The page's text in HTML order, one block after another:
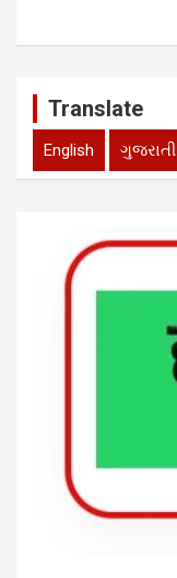
Translate
English ગુજરાતી